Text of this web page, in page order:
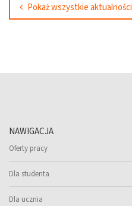
Pokaż wszystkie aktualności
NAWIGACJA
Oferty pracy
Dla studenta
Dla ucznia